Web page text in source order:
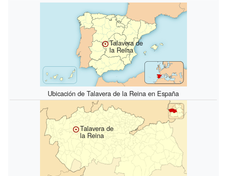
Talavera de
la Reina
Ubicación de Talavera de la Reina en España
Talavera de
la Reina